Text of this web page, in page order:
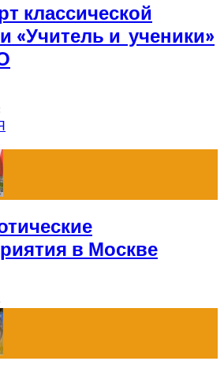
классической
«Учитель и ученики»
в Москве